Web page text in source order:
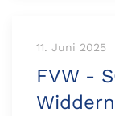
11. Juni 2025
FVW -